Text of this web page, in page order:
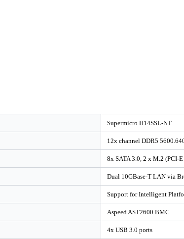
Supermicro H14SSL-NT
12x channel DDR5
8x SATA 3.0, 2 x M.2 (PCI-
Dual 10GBase-T LAN via
Support for Intelligent
Aspeed AST2600 BMC
4x USB 3.0 ports